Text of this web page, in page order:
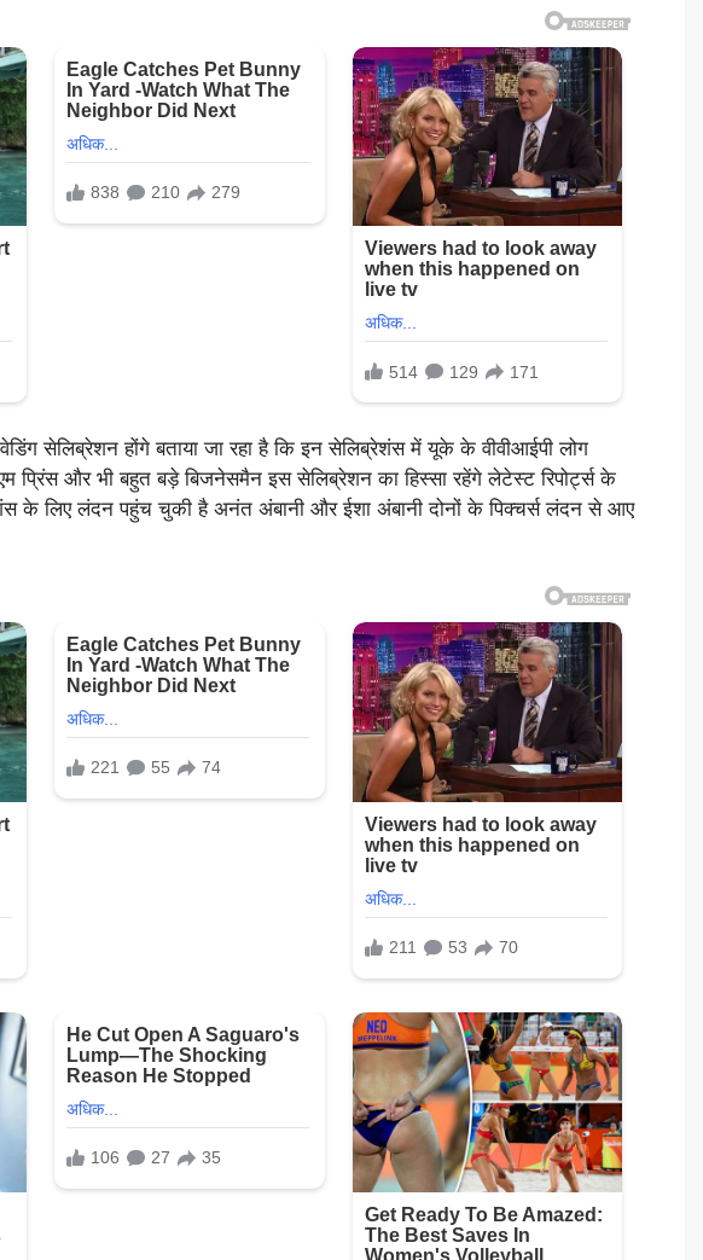
सेलिब्रेशन होंगे बताया जा रहा है कि इन सेलिब्रेशंस में यूके के वीवीआईपी लोग
प्रिंस और भी बहुत बड़े बिजनेसमैन इस सेलिब्रेशन का हिस्सा रहेंगे लेटेस्ट रिपोर्ट्स के
के लिए लंदन पहुंच चुकी है अनंत अंबानी और ईशा अंबानी दोनों के पिक्चर्स लंदन से आए